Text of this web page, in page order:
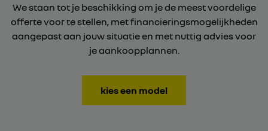
We staan tot je beschikking om je de meest voordelige
offerte voor te stellen, met financieringsmogelijkheden
aangepast aan jouw situatie en met nuttig advies voor
je aankoopplannen.
kies een model